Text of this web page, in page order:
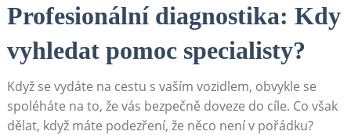
Profesionální ​diagnostika: Kdy
vyhledat pomoc ‌specialisty?
Když se⁣ vydáte na cestu s vaším ⁤vozidlem, obvykle se​
spoléháte⁢ na to, že‌ vás bezpečně doveze do cíle. Co však
dělat,​ když máte podezření, že něco není v pořádku?​